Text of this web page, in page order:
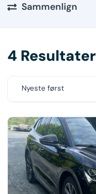
Sammenlign
4 Resultater
Nyeste først